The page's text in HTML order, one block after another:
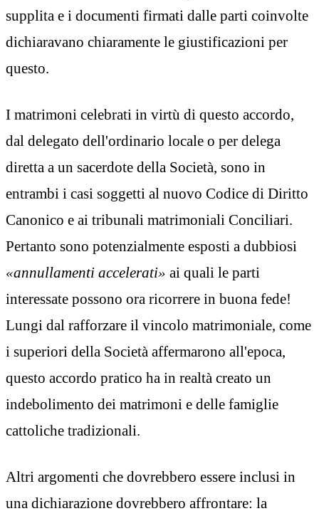
supplita e i documenti firmati dalle parti coinvolte
dichiaravano chiaramente le giustificazioni per
questo.
I matrimoni celebrati in virtù di questo accordo,
dal delegato dell'ordinario locale o per delega
diretta a un sacerdote della Società, sono in
entrambi i casi soggetti al nuovo Codice di Diritto
Canonico e ai tribunali matrimoniali Conciliari.
Pertanto sono potenzialmente esposti a dubbiosi
«annullamenti accelerati» ai quali le parti
interessate possono ora ricorrere in buona fede!
Lungi dal rafforzare il vincolo matrimoniale, come
i superiori della Società affermarono all'epoca,
questo accordo pratico ha in realtà creato un
indebolimento dei matrimoni e delle famiglie
cattoliche tradizionali.
Altri argomenti che dovrebbero essere inclusi in
una dichiarazione dovrebbero affrontare: la